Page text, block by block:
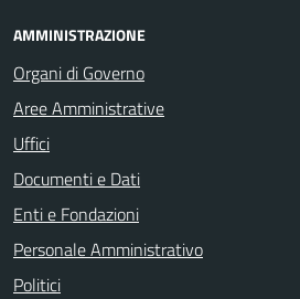
AMMINISTRAZIONE
Organi di Governo
Aree Amministrative
Uffici
Documenti e Dati
Enti e Fondazioni
Personale Amministrativo
Politici